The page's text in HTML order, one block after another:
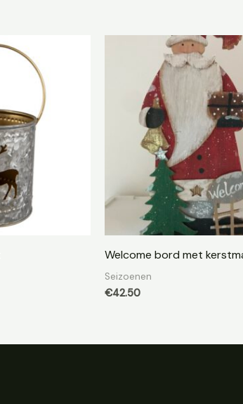
Welcome bord met
Seizoenen
€42.50